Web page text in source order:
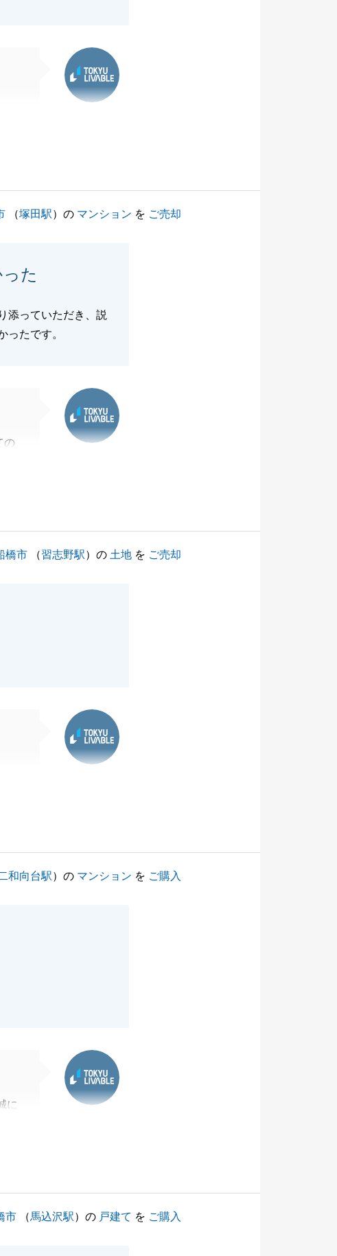
（塚田駅）の マンション を ご売却
た
添っていただき、説
ったです。
の
橋市 （習志野駅）の 土地 を ご売却
和向台駅）の マンション を ご購入
に
市 （馬込沢駅）の 戸建て を ご購入